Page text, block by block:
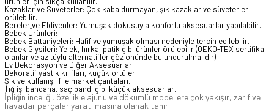
Kazaklar ve Süveterler: Çok kaba durmayan, şık kazaklar ve süveterler
örülebilir.
Bereler ve Eldivenler: Yumuşak dokusuyla konforlu aksesuarlar yapılabilir.
Bebek Ürünleri:
Bebek Battaniyeleri: Hafif ve yumuşak olması nedeniyle tercih edilebilir.
Bebek Giysileri: Yelek, hırka, patik gibi ürünler örülebilir (OEKO-TEX sertifikalı
olanlar ve az tüylü alternatifler göz önünde bulundurulmalıdır).
Ev Dekorasyon ve Diğer Aksesuarlar:
Dekoratif yastık kılıfları, küçük örtüler.
Şık ve kullanışlı file market çantaları.
Tığ işi bandana, saç bandı gibi küçük aksesuarlar.
İpliğin inceliği, özellikle ajurlu ve dökümlü modellere çok yakışır, zarif ve
havadar parçalar yaratılmasına olanak tanır.